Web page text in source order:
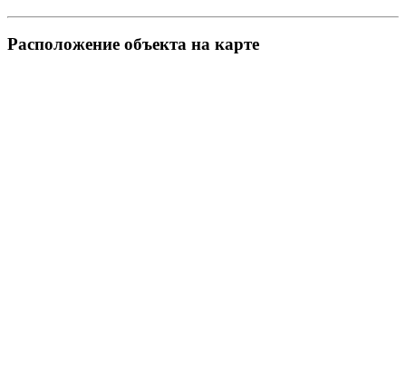
Pасположение объекта на карте